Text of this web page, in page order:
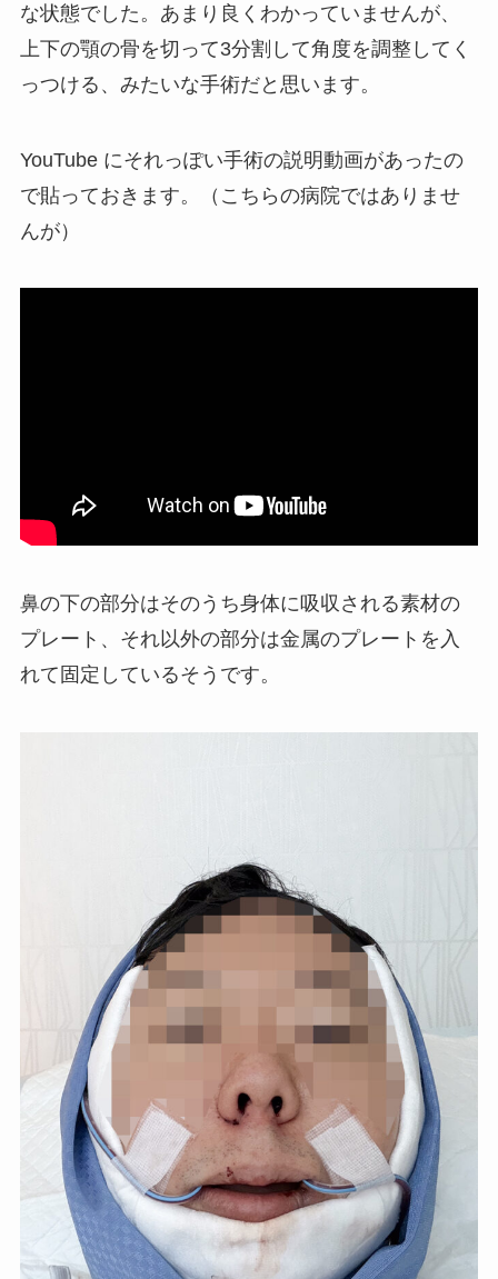
な状態でした。あまり良くわかっていませんが、
上下の顎の骨を切って3分割して角度を調整してく
っつける、みたいな手術だと思います。
YouTube にそれっぽい手術の説明動画があったの
で貼っておきます。（こちらの病院ではありませ
んが）
鼻の下の部分はそのうち身体に吸収される素材の
プレート、それ以外の部分は金属のプレートを入
れて固定しているそうです。